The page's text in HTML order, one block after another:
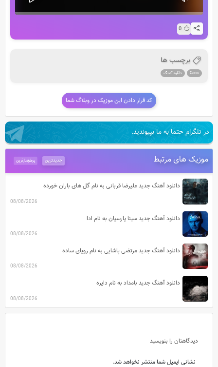
0
برچسب ها
Canis دانلود آهنگ
کد قرار دادن این موزیک در وبلاگ شما
در تلگرام حتما به ما بپیوندید.
موزیک های مرتبط پرطرفدارترین جدیدترین
دانلود آهنگ جدید علیرضا قربانی به نام گل های باران خورده
08/08/2026
دانلود آهنگ جدید سینا پارسیان به نام ادا
08/08/2026
دانلود آهنگ جدید مرتضی پاشایی به نام رویای ساده
08/08/2026
دانلود آهنگ جدید بامداد به نام دایره
08/08/2026
دیدگاهتان را بنویسید
نشانی ایمیل شما منتشر نخواهد شد.